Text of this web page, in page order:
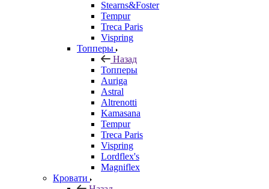
Stearns&Foster
Tempur
Treca Paris
Vispring
Топперы
Назад
Топперы
Auriga
Astral
Altrenotti
Kamasana
Tempur
Treca Paris
Vispring
Lordflex's
Magniflex
Кровати